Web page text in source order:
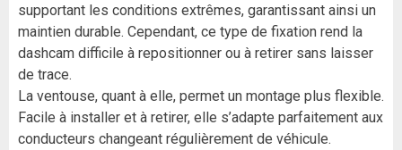
supportant les conditions extrêmes, garantissant ainsi un
maintien durable. Cependant, ce type de fixation rend la
dashcam difficile à repositionner ou à retirer sans laisser
de trace.
La ventouse, quant à elle, permet un montage plus flexible.
Facile à installer et à retirer, elle s’adapte parfaitement aux
conducteurs changeant régulièrement de véhicule.